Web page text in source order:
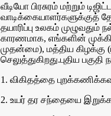
வீடியோ பிரசுரம் மற்றும்
வாடிக்கையாளர்களுக்குத்
தயாரிப்பு உலகம்
காரணமாக, எங்களின்
முதன்மை), மத்திய கிழக்கு
செலுத்துகிறது.புதிய
1. விகிதத்தை
2. உயர் தர சந்தையை